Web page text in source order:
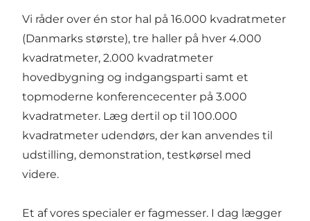
Vi råder over én stor hal på 16.000 kvadratmeter
(Danmarks største), tre haller på hver 4.000
kvadratmeter, 2.000 kvadratmeter
hovedbygning og indgangsparti samt et
topmoderne konferencecenter på 3.000
kvadratmeter. Læg dertil op til 100.000
kvadratmeter udendørs, der kan anvendes til
udstilling, demonstration, testkørsel med
videre.
Et af vores specialer er fagmesser. I dag lægger